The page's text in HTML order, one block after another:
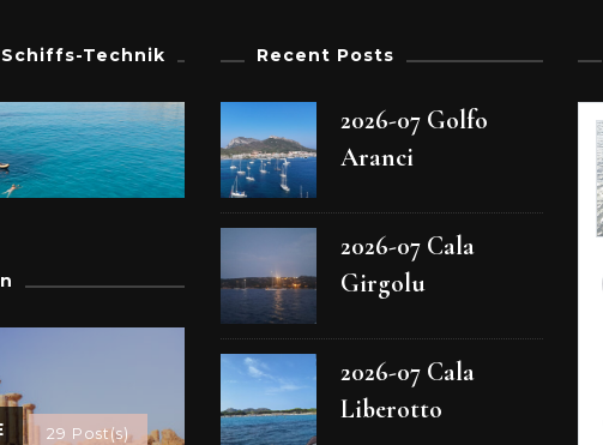
Schiffs-Technik
29 Post(s)
Recent Posts
2026-07 Golfo
Aranci
2026-07 Cala
Girgolu
2026-07 Cala
Liberotto